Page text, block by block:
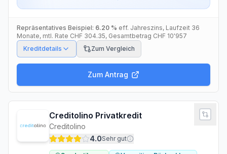
Repräsentatives Beispiel: 6.20 % eff. Jahreszins, Laufzeit 36
Monate, mtl. Rate CHF 304.35, Gesamtbetrag CHF 10'957
Kreditdetails
Zum Vergleich
Zum Antrag
Creditolino Privatkredit
Creditolino
4.0Sehr gut